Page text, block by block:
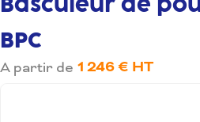
Basculeur de
BPC
A partir de 1 246 € HT